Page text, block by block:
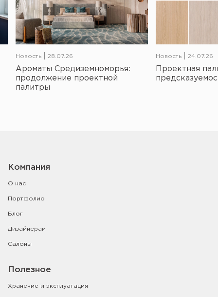
Новость 28.07.26
Ароматы Средиземноморья:
продолжение проектной
палитры
Новость 24.07.26
Проектная
Компания
О нас
Портфолио
Блог
Дизайнерам
Салоны
Полезное
Хранение и эксплуатация